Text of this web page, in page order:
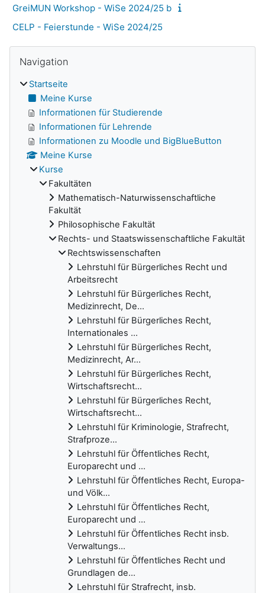
GreiMUN Workshop - WiSe 2024/25 b
CELP - Feierstunde - WiSe 2024/25
Navigation
Startseite
Meine Kurse
Informationen für Studierende
Informationen für Lehrende
Informationen zu Moodle und BigBlueButton
Meine Kurse
Kurse
Fakultäten
Mathematisch-Naturwissenschaftliche
Fakultät
Philosophische Fakultät
Rechts- und Staatswissenschaftliche Fakultät
Rechtswissenschaften
Lehrstuhl für Bürgerliches Recht und
Arbeitsrecht
Lehrstuhl für Bürgerliches Recht,
Medizinrecht, De...
Lehrstuhl für Bürgerliches Recht,
Internationales ...
Lehrstuhl für Bürgerliches Recht,
Medizinrecht, Ar...
Lehrstuhl für Bürgerliches Recht,
Wirtschaftsrecht...
Lehrstuhl für Bürgerliches Recht,
Wirtschaftsrecht...
Lehrstuhl für Kriminologie, Strafrecht,
Strafproze...
Lehrstuhl für Öffentliches Recht,
Europarecht und ...
Lehrstuhl für Öffentliches Recht, Europa-
und Völk...
Lehrstuhl für Öffentliches Recht,
Europarecht und ...
Lehrstuhl für Öffentliches Recht insb.
Verwaltungs...
Lehrstuhl für Öffentliches Recht und
Grundlagen de...
Lehrstuhl für Strafrecht, insb.